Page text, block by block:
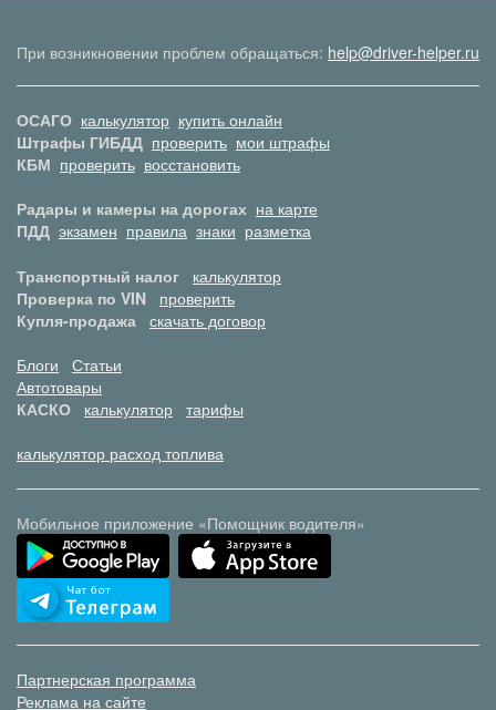
При возникновении проблем обращаться: help@driver-helper.ru
ОСАГО калькулятор купить онлайн
Штрафы ГИБДД проверить мои штрафы
КБМ проверить восстановить
Радары и камеры на дорогах на карте
ПДД экзамен правила знаки разметка
Транспортный налог
калькулятор
Проверка по VIN
проверить
Купля-продажа скачать договор
Блоги
Статьи
Автотовары
КАСКО
калькулятор тарифы
калькулятор расход топлива
Мобильное приложение «Помощник водителя»
Партнерская программа
Реклама на сайте